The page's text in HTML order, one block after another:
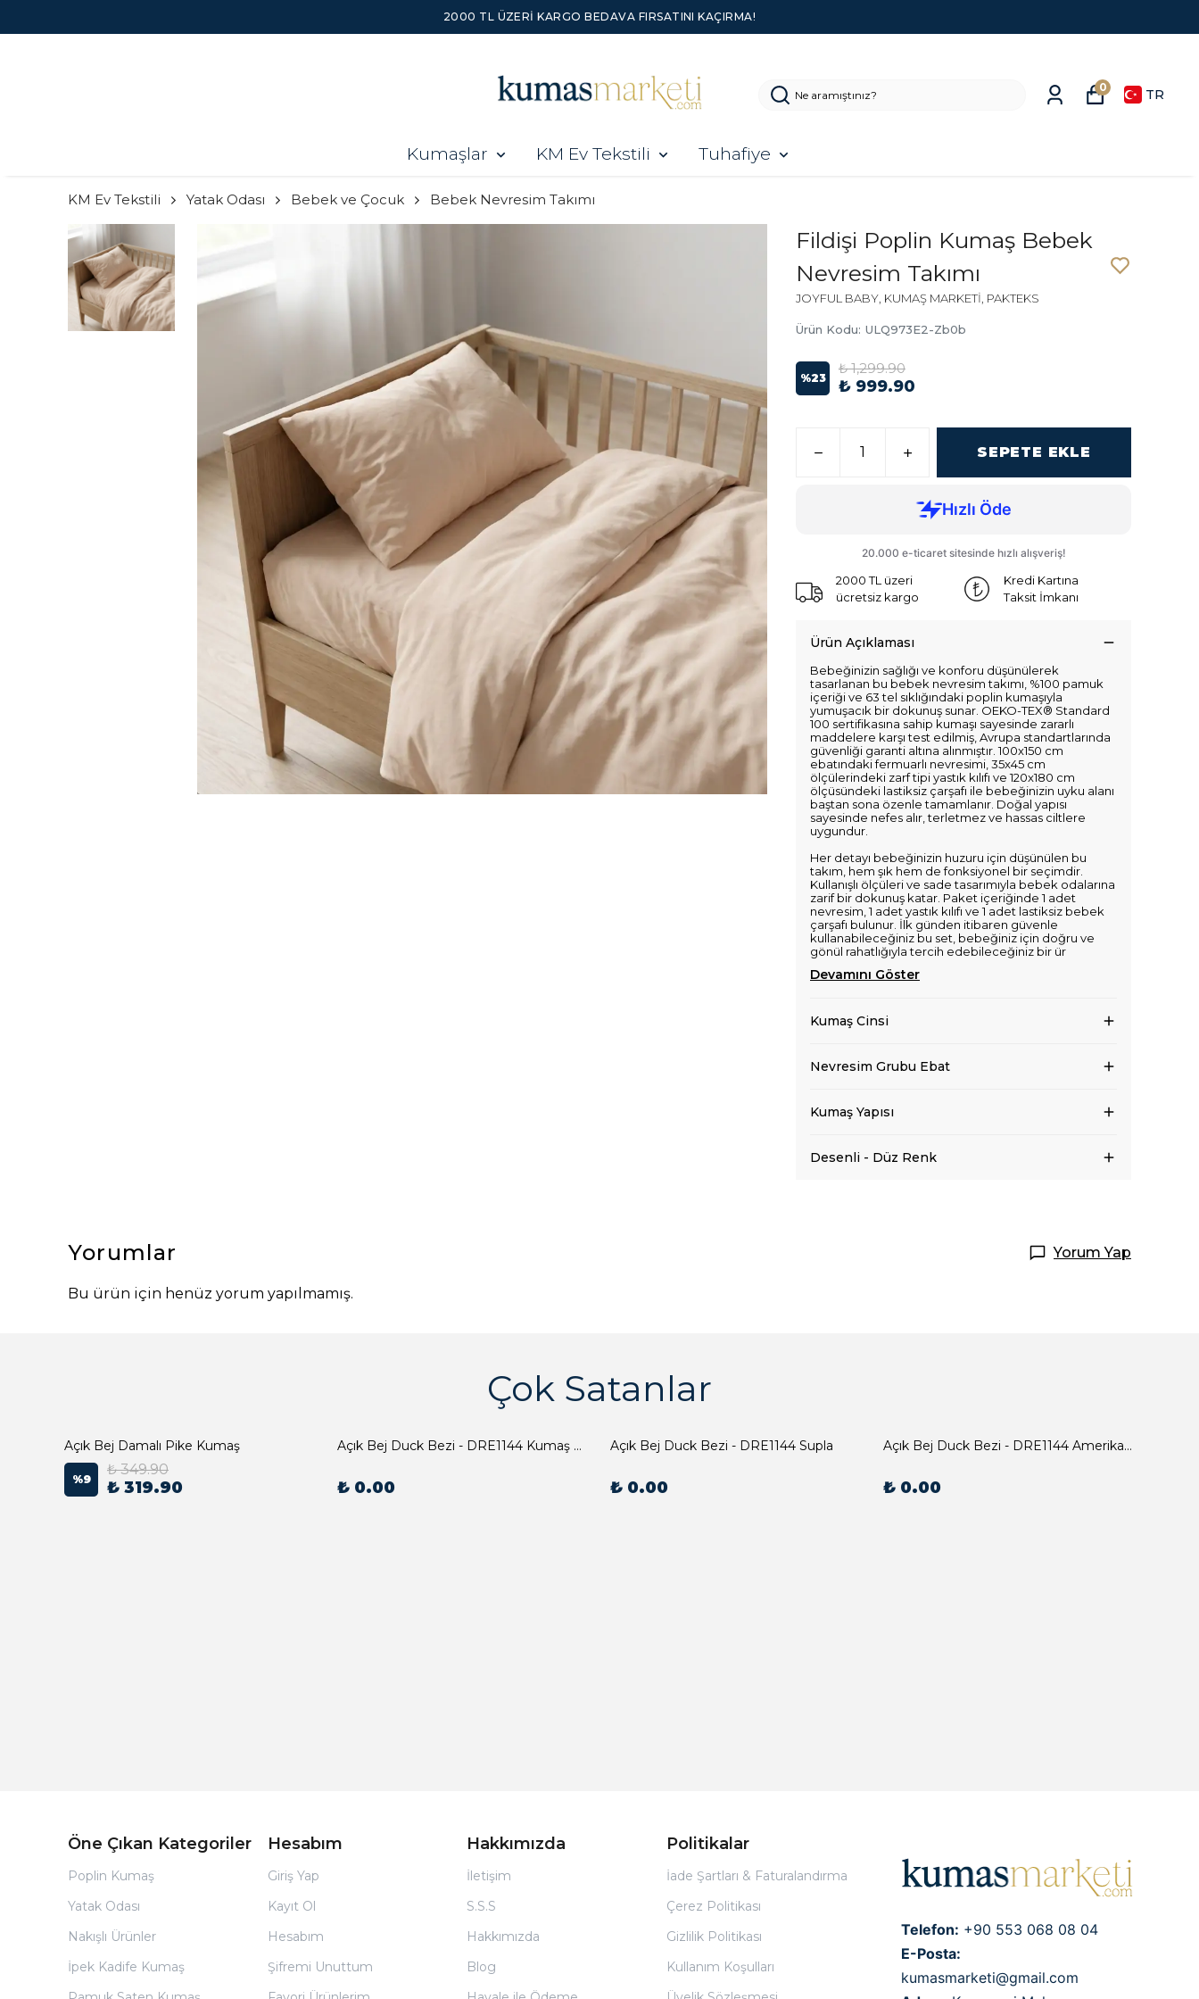
2000 TL ÜZERI KARGO BEDAVA FIRSATINI KAÇIRMA!
Kumaşlar KM Ev Tekstili Tuhafiye
0 TR
KM Ev Tekstili Yatak Odası Bebek ve Çocuk Bebek Nevresim Takımı
Fildişi Poplin Kumaş Bebek
Nevresim Takımı
JOYFUL BABY, KUMAŞ MARKETİ, PAKTEKS
Ürün Kodu: ULQ973E2-Zb0b
%23
₺ 1,299.90
₺ 999.90
SEPETE EKLE
2000 TL üzeri
ücretsiz kargo
Kredi Kartına
Taksit İmkanı
Ürün Açıklaması
Bebeğinizin sağlığı ve konforu düşünülerek
tasarlanan bu bebek nevresim takımı, %100 pamuk
içeriği ve 63 tel sıklığındaki poplin kumaşıyla
yumuşacık bir dokunuş sunar. OEKO-TEX® Standard
100 sertifikasına sahip kumaşı sayesinde zararlı
maddelere karşı test edilmiş, Avrupa standartlarında
güvenliği garanti altına alınmıştır. 100x150 cm
ebatındaki fermuarlı nevresimi, 35x45 cm
ölçülerindeki zarf tipi yastık kılıfı ve 120x180 cm
ölçüsündeki lastiksiz çarşafı ile bebeğinizin uyku alanı
baştan sona özenle tamamlanır. Doğal yapısı
sayesinde nefes alır, terletmez ve hassas ciltlere
uygundur.
Her detayı bebeğinizin huzuru için düşünülen bu
takım, hem şık hem de fonksiyonel bir seçimdir.
Kullanışlı ölçüleri ve sade tasarımıyla bebek odalarına
zarif bir dokunuş katar. Paket içeriğinde 1 adet
nevresim, 1 adet yastık kılıfı ve 1 adet lastiksiz bebek
çarşafı bulunur. İlk günden itibaren güvenle
kullanabileceğiniz bu set, bebeğiniz için doğru ve
gönül rahatlığıyla tercih edebileceğiniz bir ür
Devamını Göster
Kumaş Cinsi
Nevresim Grubu Ebat
Kumaş Yapısı
Desenli - Düz Renk
Yorumlar Yorum Yap
Bu ürün için henüz yorum yapılmamış.
Çok Satanlar
Açık Bej Damalı Pike Kumaş
%9
₺ 349.90
₺ 319.90
Açık Bej Duck Bezi - DRE1144 Kumaş Peçete
₺ 0.00
Açık Bej Duck Bezi - DRE1144 Supla
₺ 0.00
Açık Bej Duck Bezi - DRE1144 Amerikan Servis
₺ 0.00
Öne Çıkan Kategoriler
Poplin Kumaş
Yatak Odası
Nakışlı Ürünler
İpek Kadife Kumaş
Hesabım
Giriş Yap
Kayıt Ol
Hesabım
Şifremi Unuttum
Hakkımızda
İletişim
S.S.S
Hakkımızda
Blog
Politikalar
İade Şartları & Faturalandırma
Çerez Politikası
Gizlilik Politikası
Kullanım Koşulları
Telefon: +90 553 068 08 04
E-Posta:
kumasmarketi@gmail.com